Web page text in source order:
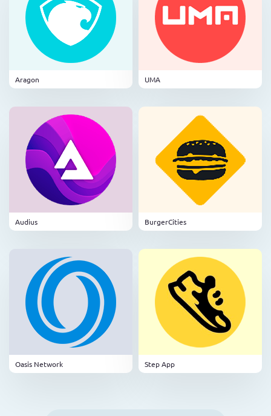
Aragon UMA
Audius BurgerCities
Oasis Network Step App